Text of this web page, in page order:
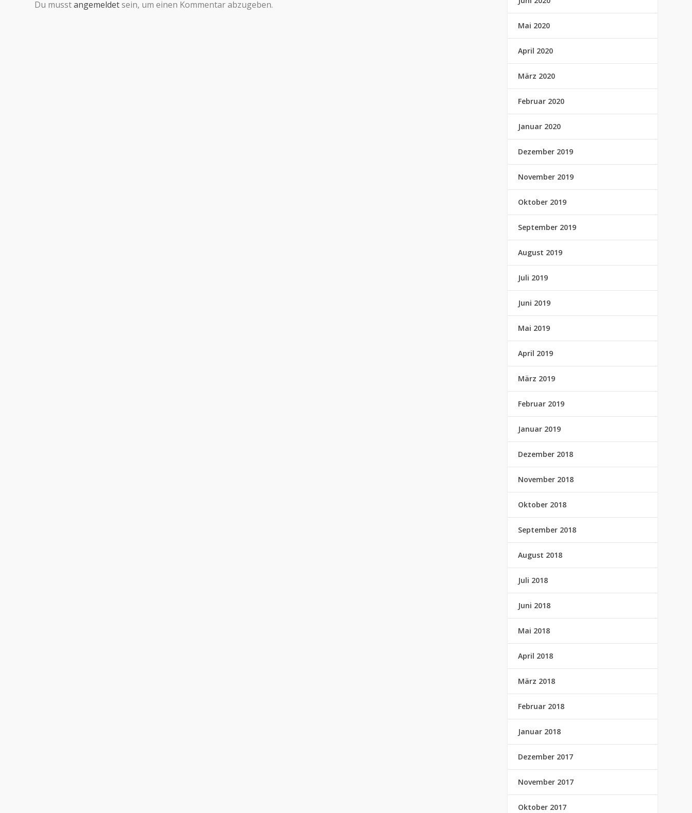
Du musstangemeldetsein, um einen Kommentar abzugeben.
Mai 2020
April 2020
März 2020
Februar 2020
Januar 2020
Dezember 2019
November 2019
Oktober 2019
September 2019
August 2019
Juli 2019
Juni 2019
Mai 2019
April 2019
März 2019
Februar 2019
Januar 2019
Dezember 2018
November 2018
Oktober 2018
September 2018
August 2018
Juli 2018
Juni 2018
Mai 2018
April 2018
März 2018
Februar 2018
Januar 2018
Dezember 2017
November 2017
Oktober 2017